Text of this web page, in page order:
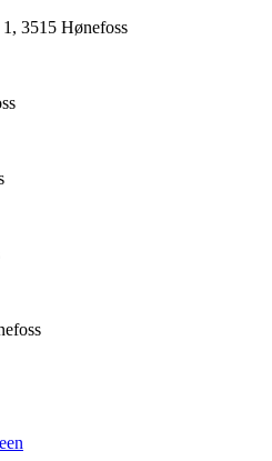
3515 Hønefoss